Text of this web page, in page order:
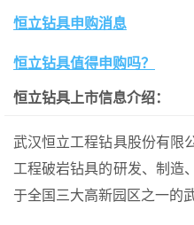
恒立钻具申购消息
恒立钻具值得申购吗？
恒立钻具上市信息介绍：
武汉恒立工程钻具股份有限
工程破岩钻具的研发、制造
于全国三大高新园区之一的